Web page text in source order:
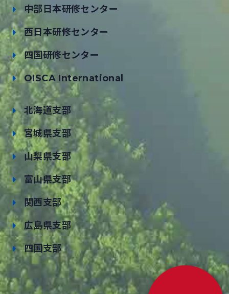
中部日本研修センター
西日本研修センター
四国研修センター
OISCA International
北海道支部
宮城県支部
山梨県支部
富山県支部
関西支部
広島県支部
四国支部